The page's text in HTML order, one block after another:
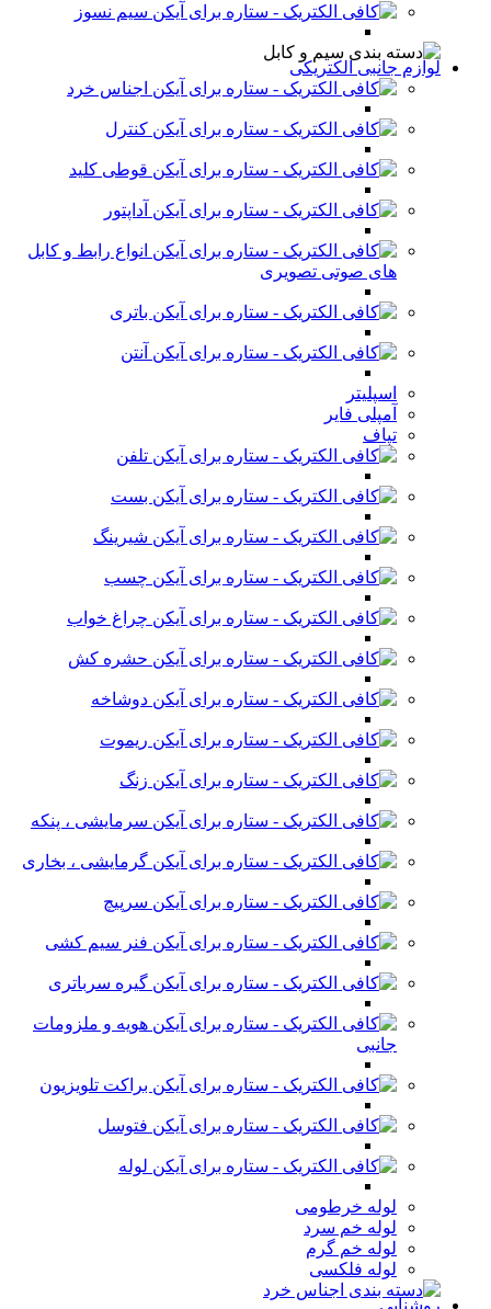
سیم نسوز
لوازم جانبی الکتریکی
اجناس خرد
کنترل
قوطی کلید
آداپتور
انواع رابط و کابل
های صوتی تصویری
باتری
آنتن
اسپلیتر
آمپلی فایر
تپاف
تلفن
بست
شیرینگ
چسب
چراغ خواب
حشره کش
دوشاخه
ریموت
زنگ
سرمایشی ، پنکه
گرمایشی ، بخاری
سرپیچ
فنر سیم کشی
گیره سرباتری
هویه و ملزومات
جانبی
براکت تلویزیون
فتوسل
لوله
لوله خرطومی
لوله خم سرد
لوله خم گرم
لوله فلکسی
روشنایی